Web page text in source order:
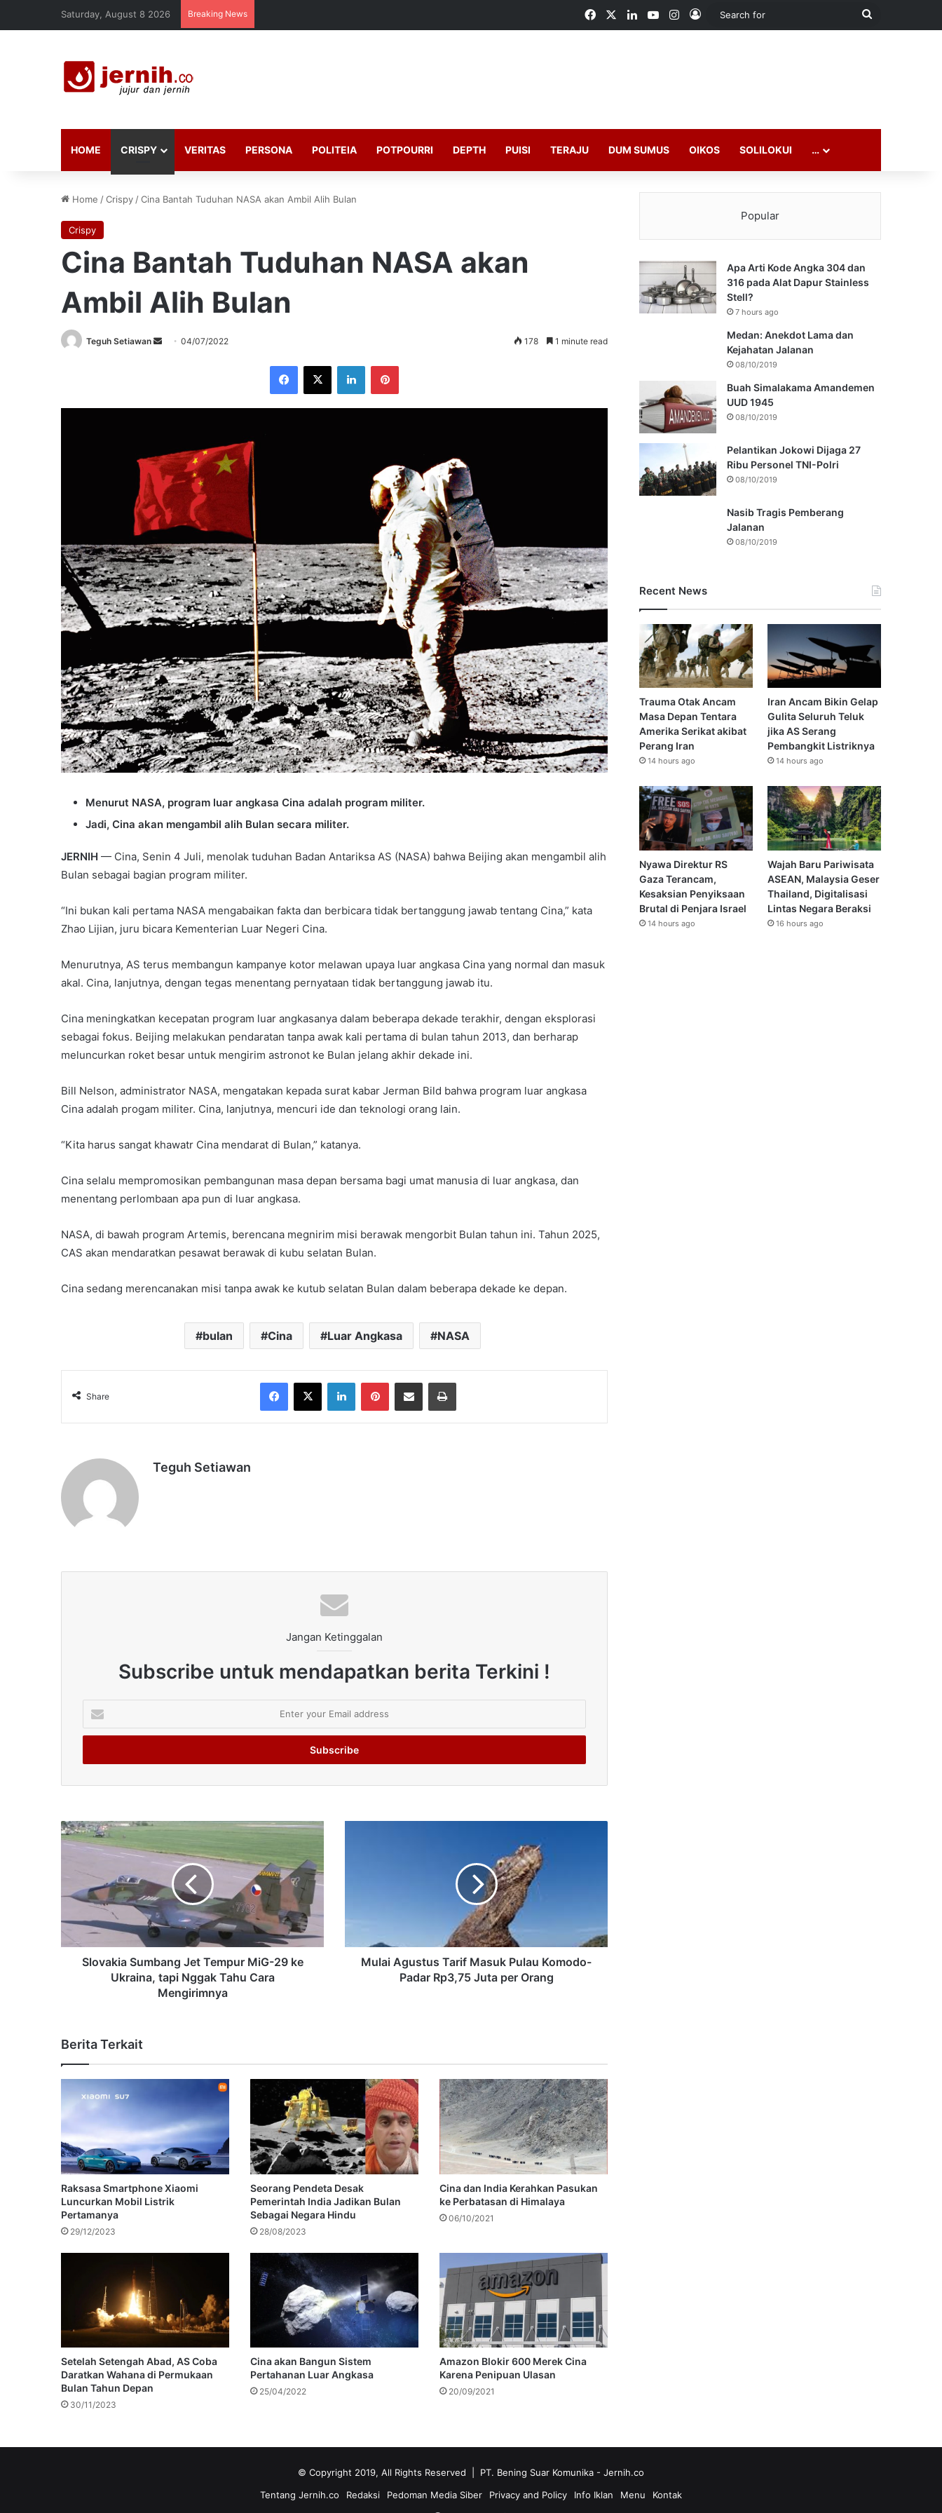
Saturday, August 8 2026 Breaking News FacebookLinkedInYouTubeInstagram
Log In
Search
HOME CRISPY VERITAS PERSONA POLITEIA POTPOURRI DEPTH PUISI TERAJU DUM SUMUS OIKOS SOLILOKUI …
Home /Crispy /Cina Bantah Tuduhan NASA akan Ambil Alih Bulan
Crispy
Cina Bantah Tuduhan NASA akan
Ambil Alih Bulan
Teguh Setiawan
Send04/07/2022 178 1 minute read
Facebook
X LinkedInPinterest
Menurut NASA, program luar angkasa Cina adalah program militer.
Jadi, Cina akan mengambil alih Bulan secara militer.
JERNIH — Cina, Senin 4 Juli, menolak tuduhan Badan Antariksa AS (NASA) bahwa Beijing akan mengambil alih
Bulan sebagai bagian program militer.
“Ini bukan kali pertama NASA mengabaikan fakta dan berbicara tidak bertanggung jawab tentang Cina,” kata
Zhao Lijian, juru bicara Kementerian Luar Negeri Cina.
Menurutnya, AS terus membangun kampanye kotor melawan upaya luar angkasa Cina yang normal dan masuk
akal. Cina, lanjutnya, dengan tegas menentang pernyataan tidak bertanggung jawab itu.
Cina meningkatkan kecepatan program luar angkasanya dalam beberapa dekade terakhir, dengan eksplorasi
sebagai fokus. Beijing melakukan pendaratan tanpa awak kali pertama di bulan tahun 2013, dan berharap
meluncurkan roket besar untuk mengirim astronot ke Bulan jelang akhir dekade ini.
Bill Nelson, administrator NASA, mengatakan kepada surat kabar Jerman Bild bahwa program luar angkasa
Cina adalah progam militer. Cina, lanjutnya, mencuri ide dan teknologi orang lain.
“Kita harus sangat khawatr Cina mendarat di Bulan,” katanya.
Cina selalu mempromosikan pembangunan masa depan bersama bagi umat manusia di luar angkasa, dan
menentang perlombaan apa pun di luar angkasa.
NASA, di bawah program Artemis, berencana megnirim misi berawak mengorbit Bulan tahun ini. Tahun 2025,
CAS akan mendaratkan pesawat berawak di kubu selatan Bulan.
Cina sedang merencanakan misi tanpa awak ke kutub selatan Bulan dalam beberapa dekade ke depan.
bulan Cina Luar Angkasa NASA
Share
Facebook
X LinkedInPinterestShare via Email Print
Teguh Setiawan
Jangan Ketinggalan
Subscribe untuk mendapatkan berita Terkini !
your
Email
Slovakia Sumbang Jet Tempur MiG-29 ke
Ukraina, tapi Nggak Tahu Cara
Mengirimnya
Mulai Agustus Tarif Masuk Pulau Komodo-
Padar Rp3,75 Juta per Orang
Berita Terkait
Raksasa Smartphone Xiaomi
Luncurkan Mobil Listrik
Pertamanya
29/12/2023
Seorang Pendeta Desak
Pemerintah India Jadikan Bulan
Sebagai Negara Hindu
28/08/2023
Cina dan India Kerahkan Pasukan
ke Perbatasan di Himalaya
06/10/2021
Setelah Setengah Abad, AS Coba
Daratkan Wahana di Permukaan
Bulan Tahun Depan
30/11/2023
Cina akan Bangun Sistem
Pertahanan Luar Angkasa
25/04/2022
Amazon Blokir 600 Merek Cina
Karena Penipuan Ulasan
20/09/2021
Popular
Apa Arti Kode Angka 304 dan
316 pada Alat Dapur Stainless
Stell?
7 hours ago
Medan: Anekdot Lama dan
Kejahatan Jalanan
08/10/2019
Buah Simalakama Amandemen
UUD 1945
08/10/2019
Pelantikan Jokowi Dijaga 27
Ribu Personel TNI-Polri
08/10/2019
Nasib Tragis Pemberang
Jalanan
08/10/2019
Recent News
Trauma Otak Ancam
Masa Depan Tentara
Amerika Serikat akibat
Perang Iran
14 hours ago
Iran Ancam Bikin Gelap
Gulita Seluruh Teluk
jika AS Serang
Pembangkit Listriknya
14 hours ago
Nyawa Direktur RS
Gaza Terancam,
Kesaksian Penyiksaan
Brutal di Penjara Israel
14 hours ago
Wajah Baru Pariwisata
ASEAN, Malaysia Geser
Thailand, Digitalisasi
Lintas Negara Beraksi
16 hours ago
© Copyright 2019, All Rights Reserved | PT. Bening Suar Komunika - Jernih.co
Tentang Jernih.co
Redaksi Pedoman Media Siber Privacy and Policy Info Iklan Menu
Kontak